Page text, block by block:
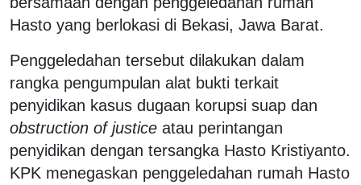
Hasto yang berlokasi di Bekasi, Jawa Barat.
Penggeledahan tersebut dilakukan dalam
rangka pengumpulan alat bukti terkait
penyidikan kasus dugaan korupsi suap dan
obstruction of justice atau perintangan
penyidikan dengan tersangka Hasto Kristiyanto.
KPK menegaskan penggeledahan rumah Hasto